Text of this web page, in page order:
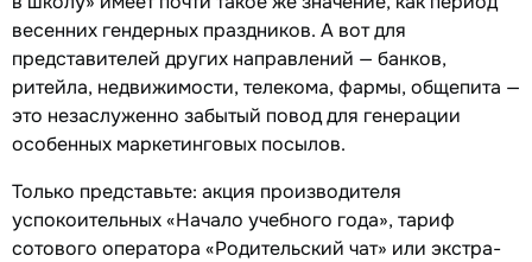
весенних гендерных праздников. А вот для
представителей других направлений — банков,
ритейла, недвижимости, телекома, фармы, общепита —
это незаслуженно забытый повод для генерации
особенных маркетинговых посылов.
Только представьте: акция производителя
успокоительных «Начало учебного года», тариф
сотового оператора «Родительский чат» или экстра-